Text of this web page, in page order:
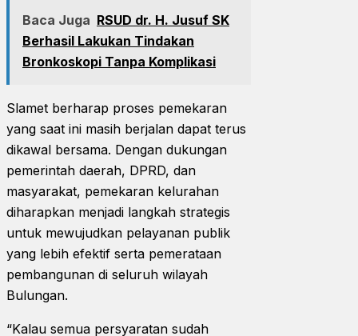
Baca Juga RSUD dr. H. Jusuf SK
Berhasil Lakukan Tindakan
Bronkoskopi Tanpa Komplikasi
Slamet berharap proses pemekaran
yang saat ini masih berjalan dapat terus
dikawal bersama. Dengan dukungan
pemerintah daerah, DPRD, dan
masyarakat, pemekaran kelurahan
diharapkan menjadi langkah strategis
untuk mewujudkan pelayanan publik
yang lebih efektif serta pemerataan
pembangunan di seluruh wilayah
Bulungan.
“Kalau semua persyaratan sudah